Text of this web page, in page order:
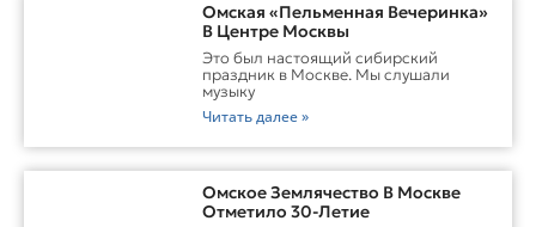
Омская «Пельменная Вечеринка»
В Центре Москвы
Это был настоящий сибирский
праздник в Москве. Мы слушали
музыку
Читать далее »
Омское Землячество В Москве
Отметило 30-Летие